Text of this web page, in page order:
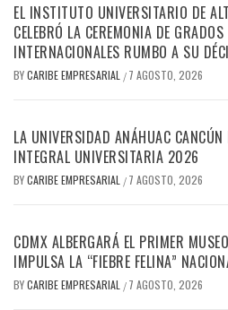
EL INSTITUTO UNIVERSITARIO DE
CELEBRÓ LA CEREMONIA DE
INTERNACIONALES RUMBO A SU
BYCARIBE EMPRESARIAL / 7 AGOSTO, 2026
LA UNIVERSIDAD ANÁHUAC
INTEGRAL UNIVERSITARIA 2026
BYCARIBE EMPRESARIAL / 7 AGOSTO, 2026
CDMX ALBERGARÁ EL PRIMER
IMPULSA LA “FIEBRE FELINA”
BYCARIBE EMPRESARIAL / 7 AGOSTO, 2026